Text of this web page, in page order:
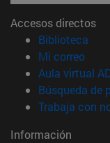
Accesos directos
Biblioteca
Mi correo
Aula virtual
Búsqueda de
Trabaja con
Información